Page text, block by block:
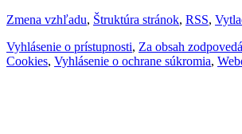
Zmena vzhľadu, Štruktúra stránok, RSS,
Vyhlásenie o prístupnosti, Za obsah
Cookies, Vyhlásenie o ochrane súkromia,